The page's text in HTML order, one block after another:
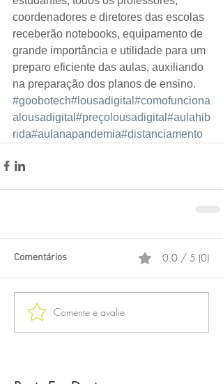
coordenadores e diretores das escolas
receberão notebooks, equipamento de
grande importância e utilidade para um
preparo eficiente das aulas, auxiliando
na preparação dos planos de ensino.
#goobotech#lousadigital #comofunciona
alousadigital #preçolousadigital #aulahib
rida#aulanapandemia#distanciamento
Comentários 0.0 / 5 (0)
Comente e avalie